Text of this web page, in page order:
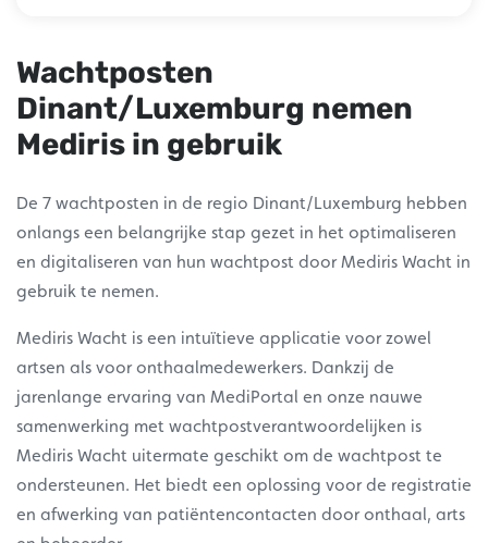
Wachtposten
Dinant/Luxemburg nemen
Mediris in gebruik
De 7 wachtposten in de regio Dinant/Luxemburg hebben
onlangs een belangrijke stap gezet in het optimaliseren
en digitaliseren van hun wachtpost door Mediris Wacht in
gebruik te nemen.
Mediris Wacht is een intuïtieve applicatie voor zowel
artsen als voor onthaalmedewerkers. Dankzij de
jarenlange ervaring van MediPortal en onze nauwe
samenwerking met wachtpostverantwoordelijken is
Mediris Wacht uitermate geschikt om de wachtpost te
ondersteunen. Het biedt een oplossing voor de registratie
en afwerking van patiëntencontacten door onthaal, arts